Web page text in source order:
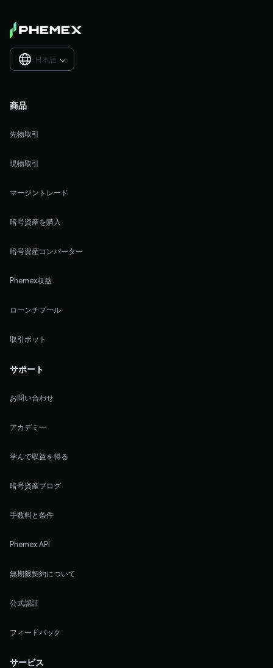
日本語 
商品
先物取引
現物取引
マージントレード
暗号資産を購入
暗号資産コンバーター
Phemex収益
ローンチプール
取引ボット
サポート
お問い合わせ
アカデミー
学んで収益を得る
暗号資産ブログ
手数料と条件
Phemex API
無期限契約について
公式認証
フィードバック
サービス